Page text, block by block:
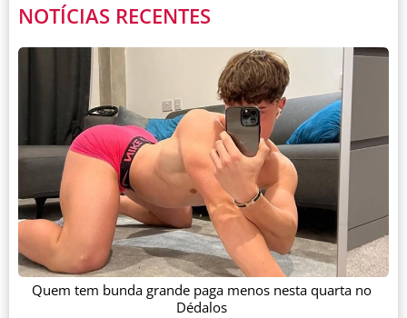
NOTÍCIAS RECENTES
Quem tem bunda grande paga menos nesta quarta no
Dédalos